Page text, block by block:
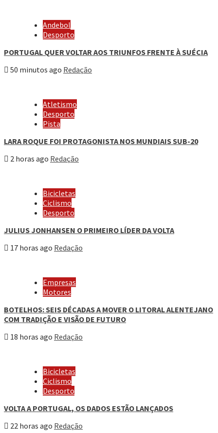
Andebol
Desporto
PORTUGAL QUER VOLTAR AOS TRIUNFOS FRENTE À SUÉCIA
50 minutos ago Redação
Atletismo
Desporto
Pista
LARA ROQUE FOI PROTAGONISTA NOS MUNDIAIS SUB-20
2 horas ago Redação
Bicicletas
Ciclismo
Desporto
JULIUS JONHANSEN O PRIMEIRO LÍDER DA VOLTA
17 horas ago Redação
Empresas
Motores
BOTELHOS: SEIS DÉCADAS A MOVER O LITORAL ALENTEJANO
COM TRADIÇÃO E VISÃO DE FUTURO
18 horas ago Redação
Bicicletas
Ciclismo
Desporto
VOLTA A PORTUGAL, OS DADOS ESTÃO LANÇADOS
22 horas ago Redação